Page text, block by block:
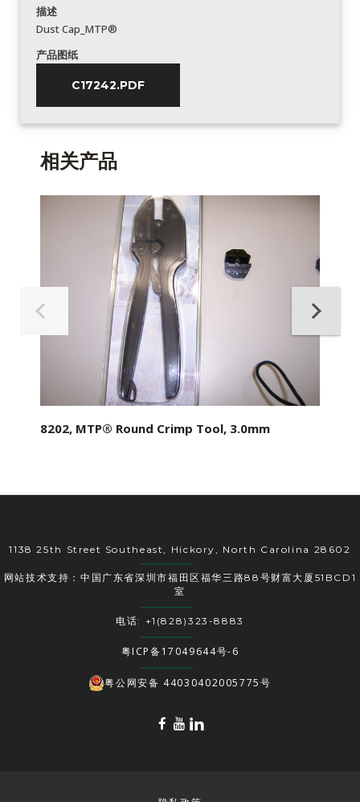
描述
Dust Cap_MTP®
产品图纸
C17242.PDF
相关产品
8202, MTP® Round Crimp Tool, 3.0mm
1138 25th Street Southeast, Hickory, North Carolina 28602
网站技术支持：中国广东省深圳市福田区福华三路88号财富大厦51BCD1
室
电话: +1(828)323-8883
粤ICP备17049644号-6
粤公网安备 44030402005775号